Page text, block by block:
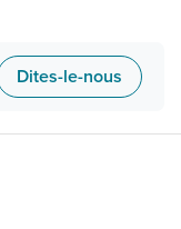
Dites-le-nous